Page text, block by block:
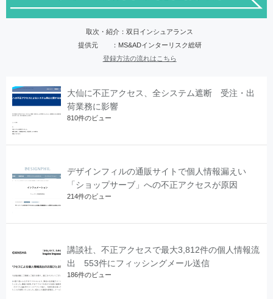
取次・紹介：双日インシュアランス
提供元 ：MS&ADインターリスク総研
登録方法の流れはこちら
大仙に不正アクセス、全システム遮断 受注・出
荷業務に影響
810件のビュー
デザインフィルの通販サイトで個人情報漏えい
「ショップサーブ」への不正アクセスが原因
214件のビュー
講談社、不正アクセスで最大3,812件の個人情報流
出 553件にフィッシングメール送信
186件のビュー